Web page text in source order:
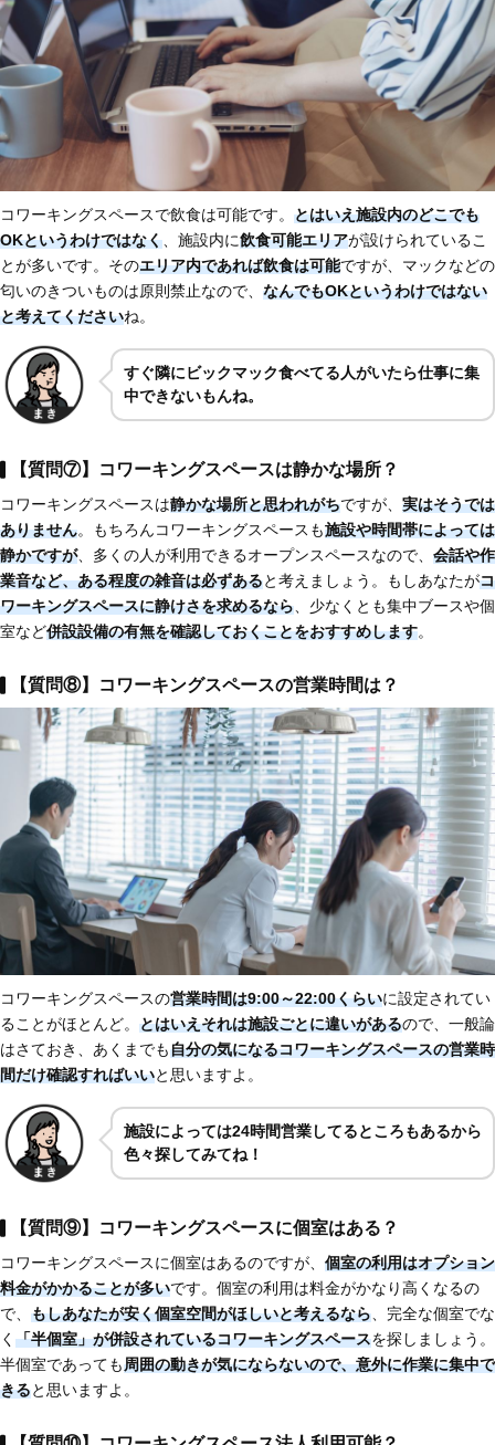
コワーキングスペースで飲食は可能です。 とはいえ施設内のどこでも
OKというわけではなく 、施設内に飲食可能エリアが設けられているこ
とが多いです。そのエリア内であれば飲食は可能ですが、マックなどの
匂いのきついものは原則禁止なので、 なんでもOKというわけではない
と考えてくださいね。
すぐ隣にビックマック食べてる人がいたら仕事に集
中できないもんね。
【質問⑦】コワーキングスペースは静かな場所？
コワーキングスペースは静かな場所と思われがちですが、 実はそうでは
ありません。もちろんコワーキングスペースも施設や時間帯によっては
静かですが、多くの人が利用できるオープンスペースなので、 会話や作
業音など、ある程度の雑音は必ずあると考えましょう。もしあなたがコ
ワーキングスペースに静けさを求めるなら 、少なくとも集中ブースや個
室など併設設備の有無を確認しておくことをおすすめします。
【質問⑧】コワーキングスペースの営業時間は？
コワーキングスペースの営業時間は9:00～22:00くらいに設定されてい
ることがほとんど。 とはいえそれは施設ごとに違いがあるので、一般論
はさておき、あくまでも自分の気になるコワーキングスペースの営業時
間だけ確認すればいいと思いますよ。
施設によっては24時間営業してるところもあるから
色々探してみてね！
【質問⑨】コワーキングスペースに個室はある？
コワーキングスペースに個室はあるのですが、 個室の利用はオプション
料金がかかることが多いです。個室の利用は料金がかなり高くなるの
で、 もしあなたが安く個室空間がほしいと考えるなら、完全な個室でな
く 「半個室」が併設されているコワーキングスペースを探しましょう。
半個室であっても周囲の動きが気にならないので、意外に作業に集中で
きると思いますよ。